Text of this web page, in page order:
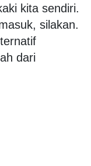
kita sendiri.
silakan.
dari